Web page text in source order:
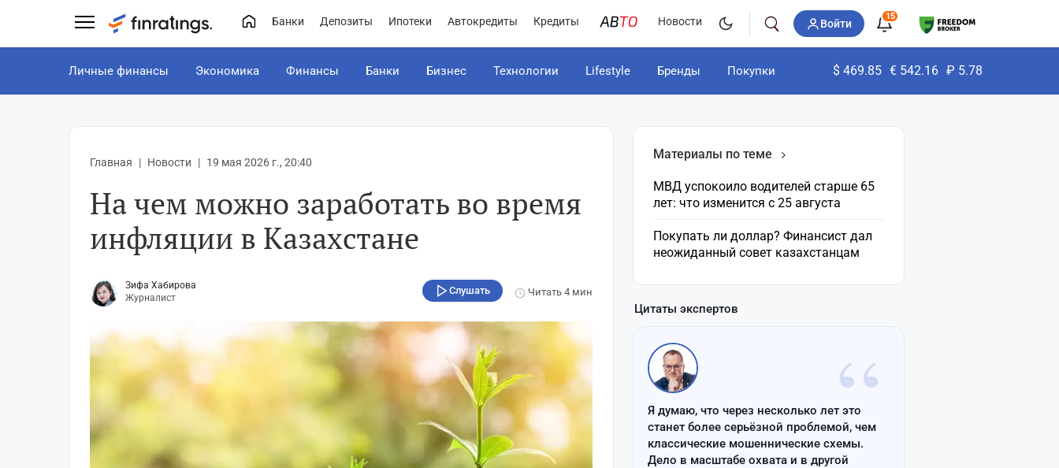
Банки Депозиты Ипотеки Автокредиты Кредиты Новости Войти
15
Личные финансы Экономика Финансы Банки Бизнес Технологии Lifestyle Бренды Покупки $ 469.85 € 542.16 ₽ 5.78
Главная Новости 19 мая 2026 г., 20:40
На чем можно заработать во время
инфляции в Казахстане
Зифа Хабирова
Журналист
Слушать Читать4 мин
Материалы по теме
МВД успокоило водителей старше 65
лет: что изменится с 25 августа
Покупать ли доллар? Финансист дал
неожиданный совет казахстанцам
Цитаты экспертов
“
Я думаю, что через несколько лет это
станет более серьёзной проблемой, чем
классические мошеннические схемы.
Дело в масштабе охвата и в другой